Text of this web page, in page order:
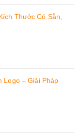
Thước Có Sẵn,
Logo – Giải Pháp